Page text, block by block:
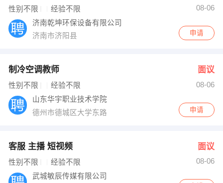
性别不限 经验不限
08-06
济南乾坤环保设备有限公司
济南市济阳县
申请
制冷空调教师 面议
性别不限 经验不限
08-06
山东华宇职业技术学院
德州市德城区大学东路
申请
客服 主播 短视频 面议
性别不限 经验不限
08-06
武城敏辰传媒有限公司